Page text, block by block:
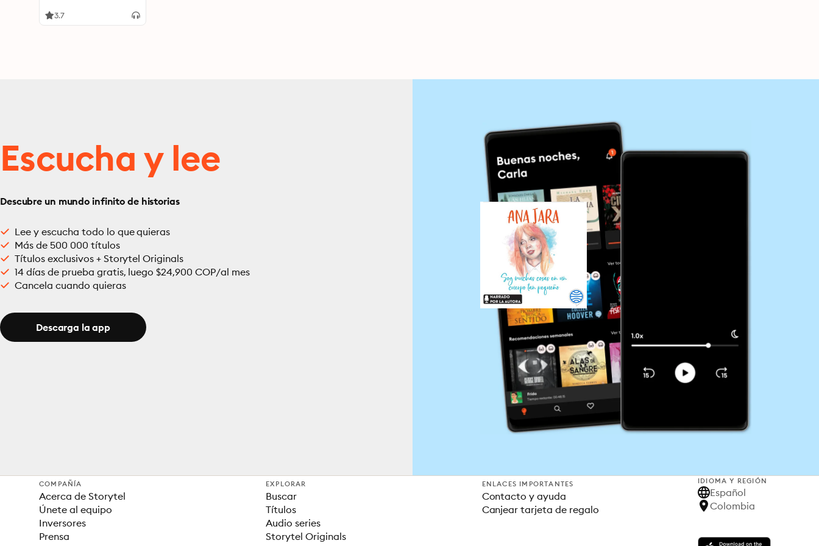
3.7
Escucha y lee
Descubre un mundo infinito de historias
Lee y escucha todo lo que quieras
Más de 500 000 títulos
Títulos exclusivos + Storytel Originals
14 días de prueba gratis, luego $24,900 COP/al mes
Cancela cuando quieras
Descarga la app
COMPAÑÍA
Acerca de Storytel
Únete al equipo
Inversores
Prensa
EXPLORAR
Buscar
Títulos
Audio series
Storytel Originals
ENLACES IMPORTANTES
Contacto y ayuda
Canjear tarjeta de regalo
IDIOMA Y REGIÓN
Español
Colombia